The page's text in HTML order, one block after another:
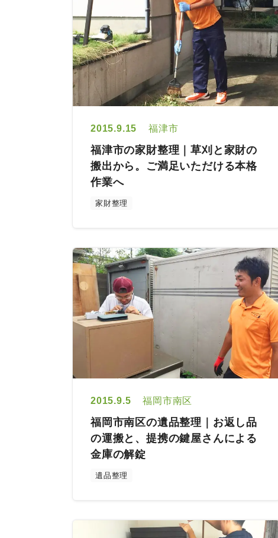
2015.9.15 福津市
福津市の家財整理｜草刈と家財の
搬出から。ご満足いただける本格
作業へ
家財整理
2015.9.5 福岡市南区
福岡市南区の遺品整理｜お返し品
の運搬と、提携の鍵屋さんによる
金庫の解錠
遺品整理